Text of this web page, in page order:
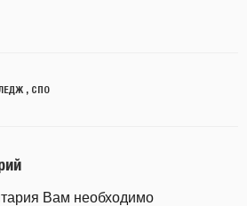
, СПО
Вам необходимо